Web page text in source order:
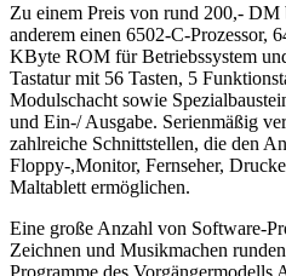
Zu einem Preis von rund 200,-
anderem einen 6502-C-Prozessor,
KByte ROM für Betriebssystem
Tastatur mit 56 Tasten, 5
Modulschacht sowie
und Ein-/ Ausgabe. Serienmäßig
zahlreiche Schnittstellen, die den
Floppy-,Monitor, Fernseher,
Maltablett ermöglichen.
Eine große Anzahl von Software-
Zeichnen und Musikmachen
Programme des